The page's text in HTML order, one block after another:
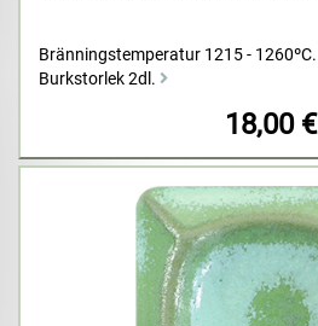
Bränningstemperatur 1215 - 1260ºC.
Burkstorlek 2dl.
18,00 €